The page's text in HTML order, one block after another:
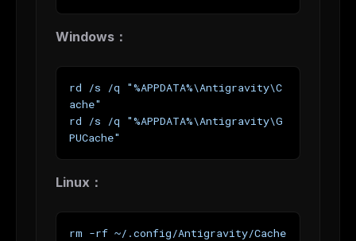
Windows：
rd /s /q "%APPDATA%\Antigravity\C
ache"
rd /s /q "%APPDATA%\Antigravity\G
PUCache"
Linux：
rm -rf ~/.config/Antigravity/Cache